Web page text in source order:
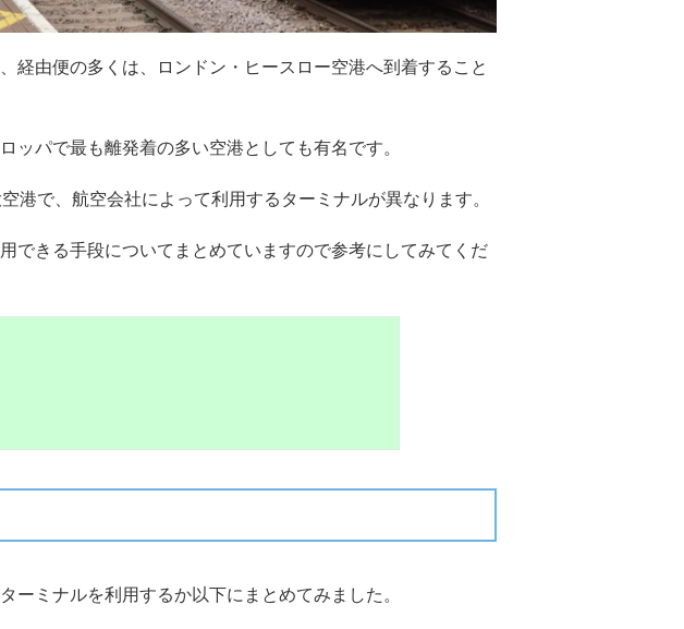
経由便の多くは、ロンドン・ヒースロー空港へ到着すること
ッパで最も離発着の多い空港としても有名です。
港で、航空会社によって利用するターミナルが異なります。
できる手段についてまとめていますので参考にしてみてくだ
ミナルを利用するか以下にまとめてみました。